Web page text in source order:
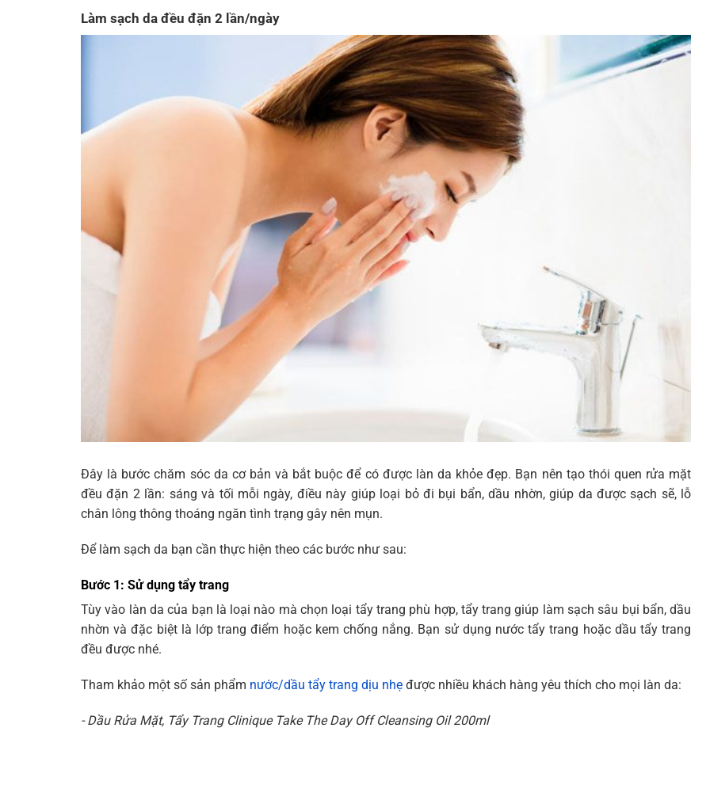
Làm sạch da đều đặn 2 lần/ngày
Đây là bước chăm sóc da cơ bản và bắt buộc để có được làn da khỏe đẹp. Bạn nên tạo thói quen rửa mặt
đều đặn 2 lần: sáng và tối mỗi ngày, điều này giúp loại bỏ đi bụi bẩn, dầu nhờn, giúp da được sạch sẽ, lỗ
chân lông thông thoáng ngăn tình trạng gây nên mụn.
Để làm sạch da bạn cần thực hiện theo các bước như sau:
Bước 1: Sử dụng tẩy trang
Tùy vào làn da của bạn là loại nào mà chọn loại tẩy trang phù hợp, tẩy trang giúp làm sạch sâu bụi bẩn, dầu
nhờn và đặc biệt là lớp trang điểm hoặc kem chống nắng. Bạn sử dụng nước tẩy trang hoặc dầu tẩy trang
đều được nhé.
Tham khảo một số sản phẩm nước/dầu tẩy trang dịu nhẹ được nhiều khách hàng yêu thích cho mọi làn da:
- Dầu Rửa Mặt, Tẩy Trang Clinique Take The Day Off Cleansing Oil 200ml